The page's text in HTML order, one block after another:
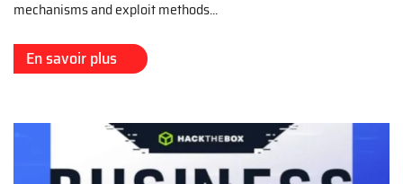
mechanisms and exploit methods...
En savoir plus